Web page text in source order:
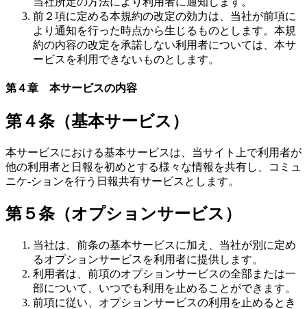
前２項に定める本規約の改定の効力は、当社が前項に
より通知を行った時点から生じるものとします。本規
約の内容の改定を承諾しない利用者については、本サ
ービスを利用できないものとします。
第４章 本サービスの内容
第４条（基本サービス）
本サービスにおける基本サービスは、当サイト上で利用者が
他の利用者と日報を初めとする様々な情報を共有し、コミュ
ニケ-ションを行う日報共有サービスとします。
第５条（オプションサービス）
当社は、前条の基本サービスに加え、当社が別に定め
るオプションサービスを利用者に提供します。
利用者は、前項のオプションサービスの全部または一
部について、いつでも利用を止めることができます。
前項に従い、オプションサービスの利用を止めるとき